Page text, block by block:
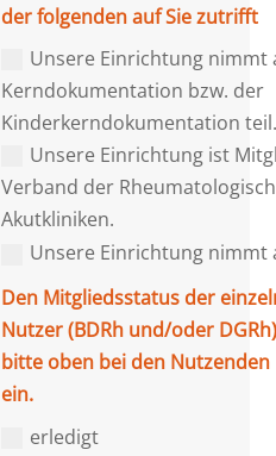
der folgenden auf Sie zutrifft
Unsere Einrichtung nimmt
Kerndokumentation bzw. der
Kinderkerndokumentation
Unsere Einrichtung ist
Verband der
Akutkliniken.
Unsere Einrichtung nimmt
Den Mitgliedsstatus der
Nutzer (BDRh und/oder
bitte oben bei den Nutzenden
ein.
erledigt